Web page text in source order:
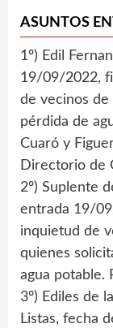
ASUNTOS
1º) Edil
19/09/2022,
de vecinos
pérdida de
Cuaró y
Directorio de
2º) Suplente
entrada 19/
inquietud de
quienes
agua potable.
3º) Ediles de
Listas, fecha